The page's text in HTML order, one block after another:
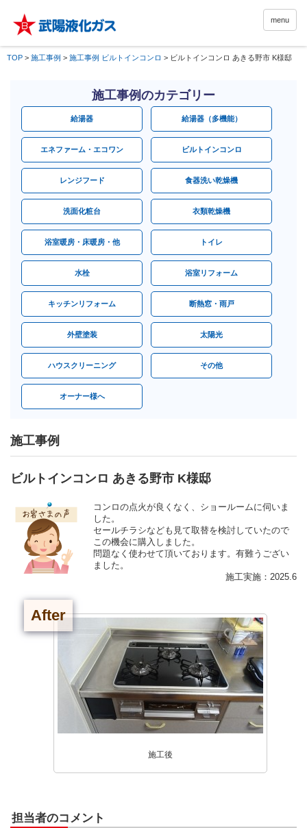
menu
TOP > 施工事例 > 施工事例 ビルトインコンロ > ビルトインコンロ あきる野市 K様邸
施工事例のカテゴリー
給湯器 給湯器（多機能）
エネファーム・エコワン ビルトインコンロ
レンジフード 食器洗い乾燥機
洗面化粧台 衣類乾燥機
浴室暖房・床暖房・他 トイレ
水栓 浴室リフォーム
キッチンリフォーム 断熱窓・雨戸
外壁塗装 太陽光
ハウスクリーニング その他
オーナー様へ
施工事例
ビルトインコンロ あきる野市 K様邸
コンロの点火が良くなく、ショールームに伺いま
した。
セールチラシなども見て取替を検討していたので
この機会に購入しました。
問題なく使わせて頂いております。有難うござい
ました。
施工実施：2025.6
After
施工後
担当者のコメント